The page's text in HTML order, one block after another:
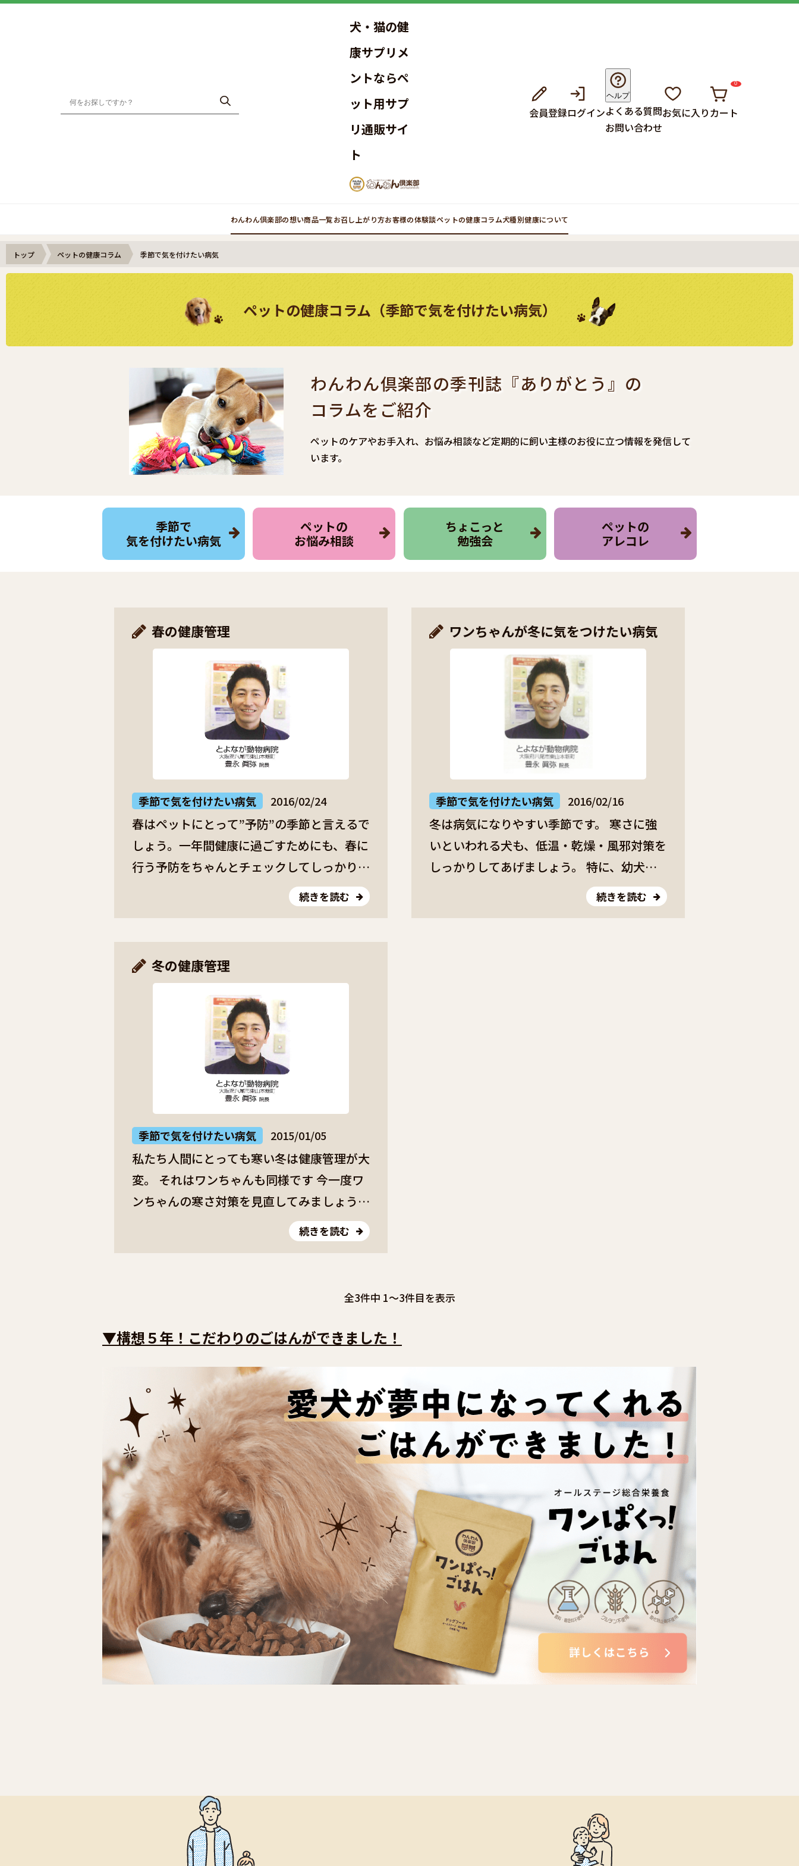
犬・猫の健
康サプリメ
ントならペ
ット用サプ
リ通販サイ
ト
会員登録ログイン
ヘルプ
よくある質問
お問い合わせ
お気に入りカート
0
わんわん倶楽部の想い商品一覧お召し上がり方お客様の体験談ペットの健康コラム犬種別健康について
トップ ペットの健康コラム 季節で気を付けたい病気
ペットの健康コラム（季節で気を付けたい病気）
わんわん倶楽部の季刊誌『ありがとう』の
コラムをご紹介
ペットのケアやお⼿⼊れ、お悩み相談など定期的に飼い主様のお役に⽴つ情報を発信して
います。
季節で
気を付けたい病気
ペットの
お悩み相談
ちょこっと
勉強会
ペットの
アレコレ
春の健康管理
季節で気を付けたい病気 2016/02/24
春はペットにとって”予防”の季節と言えるで
しょう。一年間健康に過ごすためにも、春に
行う予防をちゃんとチェックしてしっかり対
応してあげましょう。 ■ノミ・ダニ予防 温
かくなるとヒトも犬も猫も活発に動きやすく
対策が必要です。動物病院で相談し、駆除剤
を処方してもらうといいでしょう。 また、
続きを読む
ワンちゃんが冬に気をつけたい病気
季節で気を付けたい病気 2016/02/16
冬は病気になりやすい季節です。 寒さに強
いといわれる犬も、低温・乾燥・風邪対策を
しっかりしてあげましょう。 特に、幼犬・
老犬・病中・病後の犬の健康管理は慎重に！
■乾燥対策も重要！ 空気の乾燥が進む
続きを読む
冬の健康管理
季節で気を付けたい病気 2015/01/05
私たち人間にとっても寒い冬は健康管理が大
変。 それはワンちゃんも同様です 今一度ワ
ンちゃんの寒さ対策を見直してみましょう。
へと移動してあげたいもの。 しかし、高齢
なります。 また、雨風を避けるために継ぎ
目に目貼りをしてあげるのもいいですね。床
に毛布などを敷いてあ･･･
続きを読む
全3件中 1〜3件目を表示
▼構想５年！こだわりのごはんができました！